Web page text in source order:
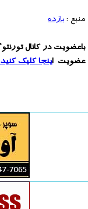
منبع :بازده
باعضویت در کانال
عضویت اینجا کلیک کنید